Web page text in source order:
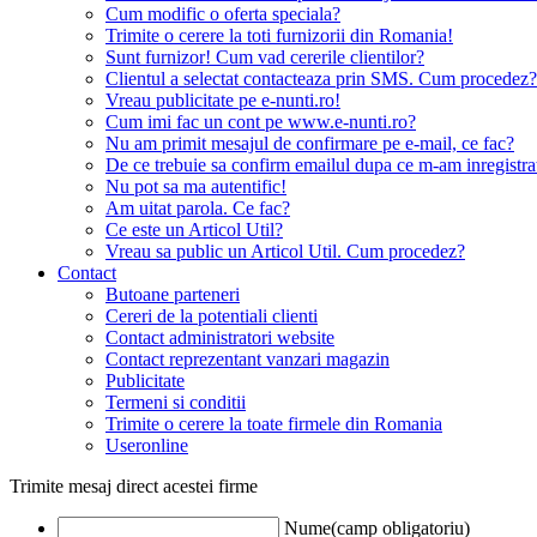
Cum modific o oferta speciala?
Trimite o cerere la toti furnizorii din Romania!
Sunt furnizor! Cum vad cererile clientilor?
Clientul a selectat contacteaza prin SMS. Cum procedez?
Vreau publicitate pe e-nunti.ro!
Cum imi fac un cont pe www.e-nunti.ro?
Nu am primit mesajul de confirmare pe e-mail, ce fac?
De ce trebuie sa confirm emailul dupa ce m-am
Nu pot sa ma autentific!
Am uitat parola. Ce fac?
Ce este un Articol Util?
Vreau sa public un Articol Util. Cum procedez?
Contact
Butoane parteneri
Cereri de la potentiali clienti
Contact administratori website
Contact reprezentant vanzari magazin
Publicitate
Termeni si conditii
Trimite o cerere la toate firmele din Romania
Useronline
Trimite mesaj direct acestei firme
Nume(camp obligatoriu)